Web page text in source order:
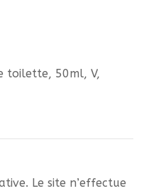
toilette, 50ml, V,
Le site n’effectue